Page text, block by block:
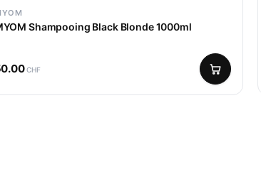
Shampooing Black Blonde 1000ml
CHF